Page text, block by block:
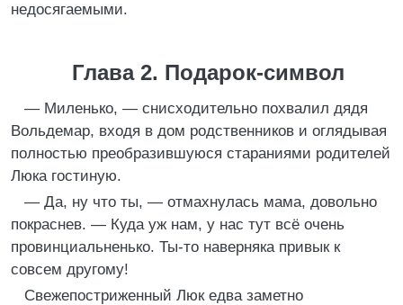
недосягаемыми.
Глава 2. Подарок-символ
— Миленько, — снисходительно похвалил дядя
Вольдемар, входя в дом родственников и оглядывая
полностью преобразившуюся стараниями родителей
Люка гостиную.
— Да, ну что ты, — отмахнулась мама, довольно
покраснев. — Куда уж нам, у нас тут всё очень
провинциальненько. Ты-то наверняка привык к
совсем другому!
Свежепостриженный Люк едва заметно